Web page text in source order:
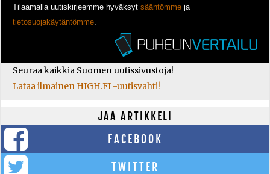
Tilaamalla uutiskirjeemme hyväksyt sääntömme ja
tietosuojakäytäntömme
Seuraa kaikkia Suomen uutissivustoja!
Lataa ilmainen HIGH.FI -uutisvahti!
JAA ARTIKKELI
FACEBOOK
TWITTER